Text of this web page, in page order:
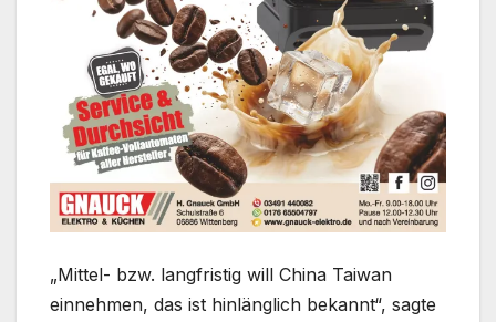
„Mittel- bzw. langfristig will China Taiwan
einnehmen, das ist hinlänglich bekannt“, sagte